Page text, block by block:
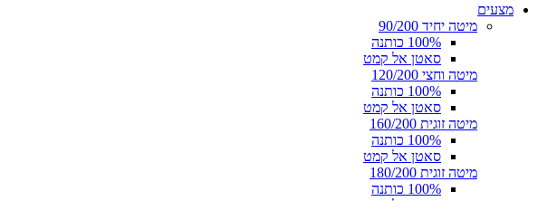
מצעים
מיטה יחיד 90/200
100% כותנה
סאטן אל קמט
מיטה וחצי 120/200
100% כותנה
סאטן אל קמט
מיטה זוגית 160/200
100% כותנה
סאטן אל קמט
מיטה זוגית 180/200
100% כותנה